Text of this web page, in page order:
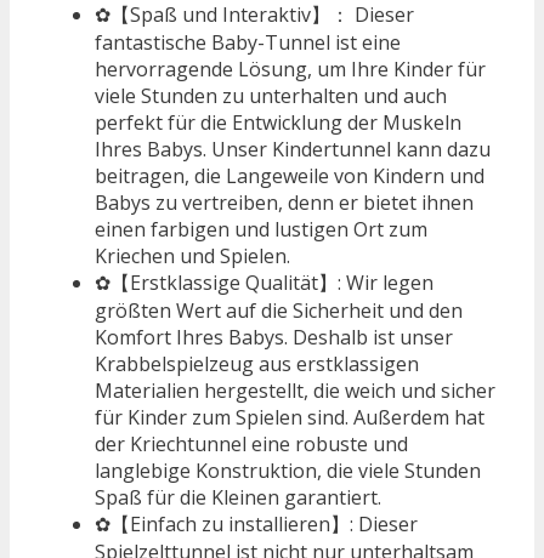
✿【Spaß und Interaktiv】： Dieser
fantastische Baby-Tunnel ist eine
hervorragende Lösung, um Ihre Kinder für
viele Stunden zu unterhalten und auch
perfekt für die Entwicklung der Muskeln
Ihres Babys. Unser Kindertunnel kann dazu
beitragen, die Langeweile von Kindern und
Babys zu vertreiben, denn er bietet ihnen
einen farbigen und lustigen Ort zum
Kriechen und Spielen.
✿【Erstklassige Qualität】: Wir legen
größten Wert auf die Sicherheit und den
Komfort Ihres Babys. Deshalb ist unser
Krabbelspielzeug aus erstklassigen
Materialien hergestellt, die weich und sicher
für Kinder zum Spielen sind. Außerdem hat
der Kriechtunnel eine robuste und
langlebige Konstruktion, die viele Stunden
Spaß für die Kleinen garantiert.
✿【Einfach zu installieren】: Dieser
Spielzelttunnel ist nicht nur unterhaltsam